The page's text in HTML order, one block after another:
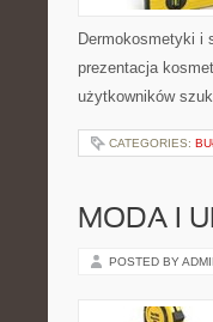
Dermokosmetyki i
prezentacja
użytkowników
CATEGORIES:
MODA I
POSTED BY